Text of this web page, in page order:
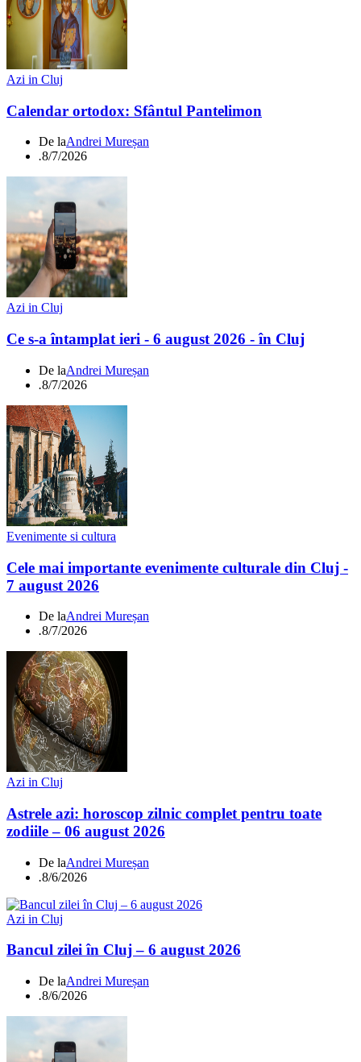
Azi in Cluj
Calendar ortodox: Sfântul Pantelimon
De laAndrei Mureșan
.8/7/2026
Azi in Cluj
Ce s-a întamplat ieri - 6 august 2026 - în Cluj
De laAndrei Mureșan
.8/7/2026
Evenimente si cultura
Cele mai importante evenimente culturale din Cluj -
7 august 2026
De laAndrei Mureșan
.8/7/2026
Azi in Cluj
Astrele azi: horoscop zilnic complet pentru toate
zodiile – 06 august 2026
De laAndrei Mureșan
.8/6/2026
Azi in Cluj
Bancul zilei în Cluj – 6 august 2026
De laAndrei Mureșan
.8/6/2026